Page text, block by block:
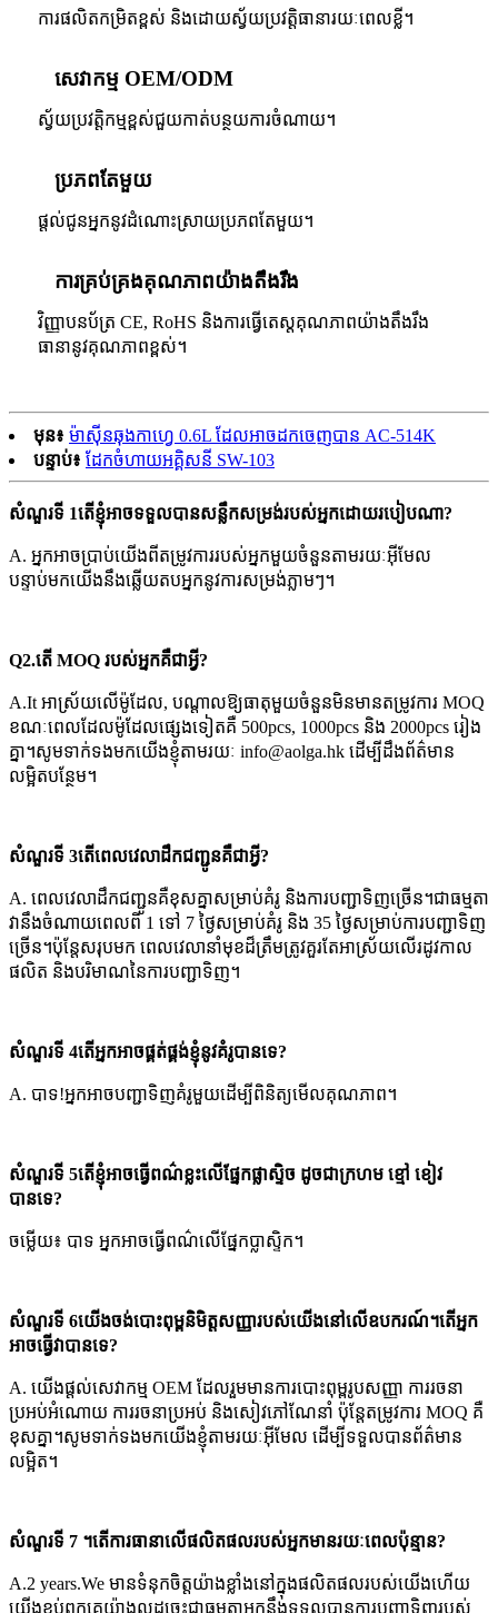
ការផលិតកម្រិតខ្ពស់ និងដោយស្វ័យប្រវត្តិធានារយៈពេលខ្លី។
សេវាកម្ម OEM/ODM
ស្វ័យប្រវត្តិកម្មខ្ពស់ជួយកាត់បន្ថយការចំណាយ។
ប្រភពតែមួយ
ផ្តល់ជូនអ្នកនូវដំណោះស្រាយប្រភពតែមួយ។
ការគ្រប់គ្រងគុណភាពយ៉ាងតឹងរឹង
វិញ្ញាបនប័ត្រ CE, RoHS និងការធ្វើតេស្តគុណភាពយ៉ាងតឹងរឹង
ធានានូវគុណភាពខ្ពស់។
មុន៖ ម៉ាស៊ីនឆុងកាហ្វេ 0.6L ដែលអាចដកចេញបាន AC-514K
បន្ទាប់៖ ដែកចំហាយអគ្គិសនី SW-103
សំណួរទី 1តើខ្ញុំអាចទទួលបានសន្លឹកសម្រង់របស់អ្នកដោយរបៀបណា?
A. អ្នកអាចប្រាប់យើងពីតម្រូវការរបស់អ្នកមួយចំនួនតាមរយៈអ៊ីមែល
បន្ទាប់មកយើងនឹងឆ្លើយតបអ្នកនូវការសម្រង់ភ្លាមៗ។
Q2.តើ MOQ របស់អ្នកគឺជាអ្វី?
A.It អាស្រ័យលើម៉ូដែល, បណ្តាលឱ្យធាតុមួយចំនួនមិនមានតម្រូវការ MOQ
ខណៈពេលដែលម៉ូដែលផ្សេងទៀតគឺ 500pcs, 1000pcs និង 2000pcs រៀង
គ្នា។សូមទាក់ទងមកយើងខ្ញុំតាមរយៈ info@aolga.hk ដើម្បីដឹងព័ត៌មាន
លម្អិតបន្ថែម។
សំណួរទី 3តើពេលវេលាដឹកជញ្ជូនគឺជាអ្វី?
A. ពេលវេលាដឹកជញ្ជូនគឺខុសគ្នាសម្រាប់គំរូ និងការបញ្ជាទិញច្រើន។ជាធម្មតា
វានឹងចំណាយពេលពី 1 ទៅ 7 ថ្ងៃសម្រាប់គំរូ និង 35 ថ្ងៃសម្រាប់ការបញ្ជាទិញ
ច្រើន។ប៉ុន្តែសរុបមក ពេលវេលានាំមុខដ៏ត្រឹមត្រូវគួរតែអាស្រ័យលើរដូវកាល
ផលិត និងបរិមាណនៃការបញ្ជាទិញ។
សំណួរទី 4តើអ្នកអាចផ្គត់ផ្គង់ខ្ញុំនូវគំរូបានទេ?
A. បាទ!អ្នកអាចបញ្ជាទិញគំរូមួយដើម្បីពិនិត្យមើលគុណភាព។
សំណួរទី 5តើខ្ញុំអាចធ្វើពណ៌ខ្លះលើផ្នែកផ្លាស្ទិច ដូចជាក្រហម ខ្មៅ ខៀវ
បានទេ?
ចម្លើយ៖ បាទ អ្នកអាចធ្វើពណ៌លើផ្នែកប្លាស្ទិក។
សំណួរទី 6យើងចង់បោះពុម្ពនិមិត្តសញ្ញារបស់យើងនៅលើឧបករណ៍។តើអ្នក
អាចធ្វើវាបានទេ?
A. យើងផ្តល់សេវាកម្ម OEM ដែលរួមមានការបោះពុម្ពរូបសញ្ញា ការរចនា
ប្រអប់អំណោយ ការរចនាប្រអប់ និងសៀវភៅណែនាំ ប៉ុន្តែតម្រូវការ MOQ គឺ
ខុសគ្នា។សូមទាក់ទងមកយើងខ្ញុំតាមរយៈអ៊ីមែល ដើម្បីទទួលបានព័ត៌មាន
លម្អិត។
សំណួរទី 7 ។តើការធានាលើផលិតផលរបស់អ្នកមានរយៈពេលប៉ុន្មាន?
A.2 years.We មានទំនុកចិត្តយ៉ាងខ្លាំងនៅក្នុងផលិតផលរបស់យើងហើយ
យើងខ្ចប់ពួកគេយ៉ាងល្អដូច្នេះជាធម្មតាអ្នកនឹងទទួលបានការបញ្ជាទិញរបស់